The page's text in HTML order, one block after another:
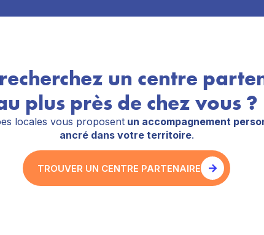
un centre
plus près de chez vous ?
locales vous proposentun accompagnement
ancré dans votre territoire.
TROUVER UN CENTRE PARTENAIRE